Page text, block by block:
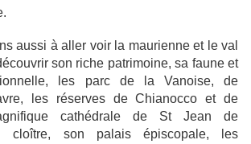
aussi à aller voir la maurienne et le val
son riche patrimoine, sa faune et
les parc de la Vanoise, de
les réserves de Chianocco et de
cathédrale de St Jean de
cloître, son palais épiscopale, les